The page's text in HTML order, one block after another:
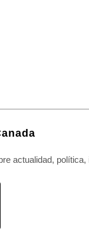
actualidad,